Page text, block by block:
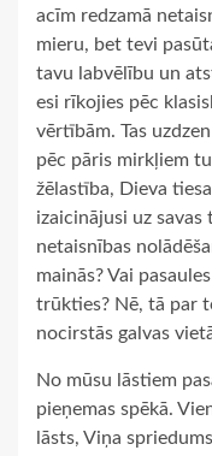
acīm redzamā
mieru, bet tevi
tavu labvēlību un
esi rīkojies pēc
vērtībām. Tas
pēc pāris mirkļiem
žēlastība, Dieva
izaicinājusi uz savas
netaisnības
mainās? Vai
trūkties? Nē, tā par
nocirstās galvas
No mūsu lāstiem
pieņemas spēkā.
lāsts, Viņa